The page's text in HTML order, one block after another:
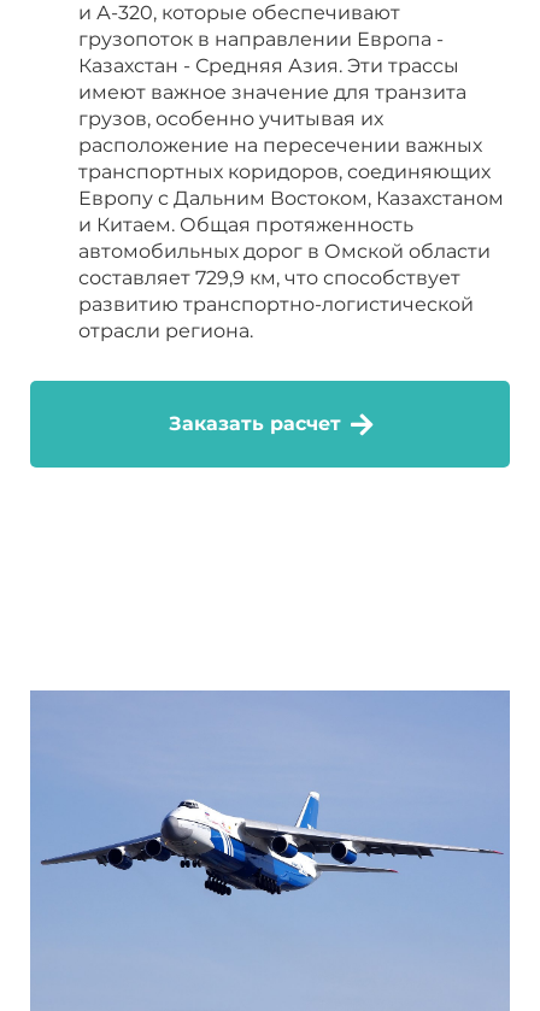
и А-320, которые обеспечивают
грузопоток в направлении Европа -
Казахстан - Средняя Азия. Эти трассы
имеют важное значение для транзита
грузов, особенно учитывая их
расположение на пересечении важных
транспортных коридоров, соединяющих
Европу с Дальним Востоком, Казахстаном
и Китаем. Общая протяженность
автомобильных дорог в Омской области
составляет 729,9 км, что способствует
развитию транспортно-логистической
отрасли региона.
Заказать расчет